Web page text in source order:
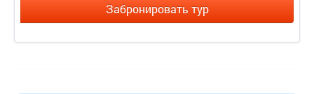
Забронировать тур